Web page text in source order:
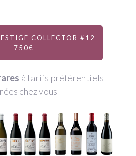
COLLECTOR #12
750€
à tarifs préférentiels
chez vous